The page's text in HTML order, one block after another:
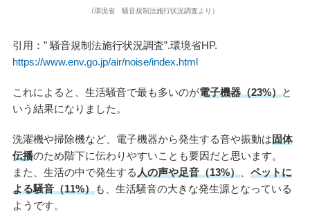
(環境省 騒音規制法施行状況調査より）
引用：” 騒音規制法施行状況調査”.環境省HP.
https://www.env.go.jp/air/noise/index.html
これによると、生活騒音で最も多いのが電子機器（23%）と
いう結果になりました。
洗濯機や掃除機など、電子機器から発生する音や振動は固体
伝播のため階下に伝わりやすいことも要因だと思います。
また、生活の中で発生する人の声や足音（13%）、 ペットに
よる騒音（11%）も、生活騒音の大きな発生源となっている
ようです。